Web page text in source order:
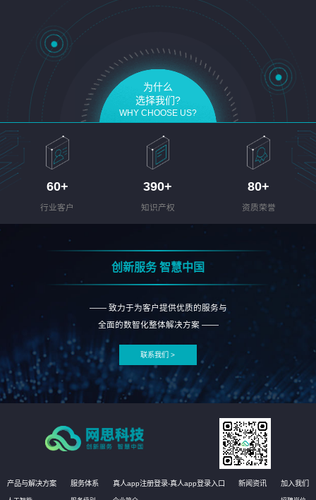
为什么
选择我们?
WHY CHOOSE US?
60+
行业客户
390+
知识产权
80+
资质荣誉
创新服务 智慧中国
—— 致力于为客户提供优质的服务与
全面的数智化整体解决方案 ——
联系我们 >
产品与解决方案 服务体系 真人app注册登录-真人app登录入口 新闻资讯 加入我们